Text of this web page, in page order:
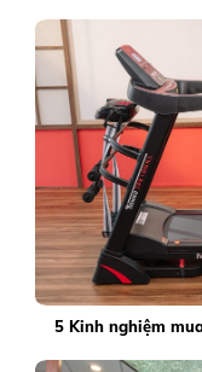
5 Kinh nghiệm